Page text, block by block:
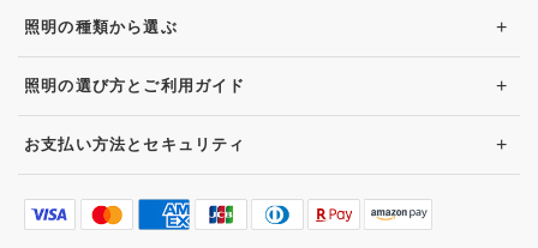
照明の種類から選ぶ +
照明の選び方とご利用ガイド +
お支払い方法とセキュリティ +